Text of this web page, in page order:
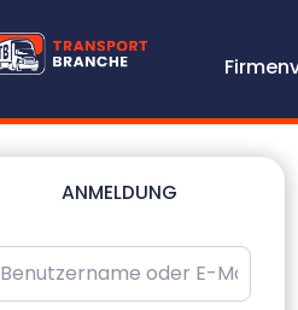
ANMELDUNG
oder E-Mail-